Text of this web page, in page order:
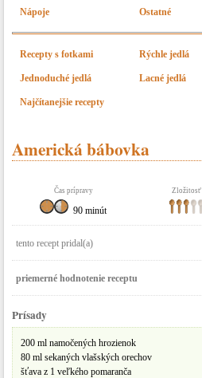
Nápoje Ostatné
Recepty s fotkami Rýchle jedlá
Jednoduché jedlá Lacné jedlá
Najčítanejšie recepty
Americká bábovka
Čas prípravy Zložitosť
90 minút
tento recept pridal(a)
priemerné hodnotenie receptu
Prísady
200 ml namočených hrozienok
80 ml sekaných vlašských orechov
šťava z 1 veľkého pomaranča